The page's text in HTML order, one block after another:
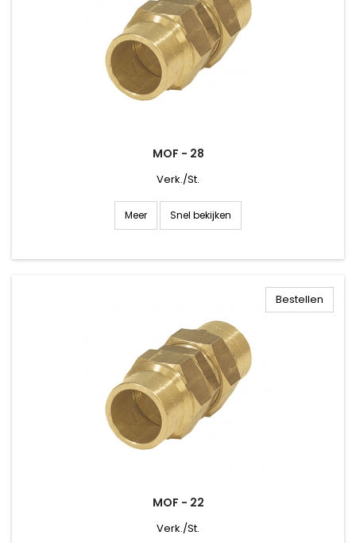
MOF - 28
Verk./St.
Meer Snel bekijken
MOF - 22
Verk./St.
Bestellen